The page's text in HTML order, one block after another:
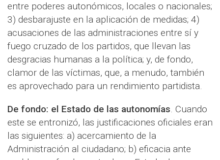
entre poderes autonómicos, locales o nacionales;
3) desbarajuste en la aplicación de medidas; 4)
acusaciones de las administraciones entre sí y
fuego cruzado de los partidos, que llevan las
desgracias humanas a la política; y, de fondo,
clamor de las víctimas, que, a menudo, también
es aprovechado para un rendimiento partidista.
De fondo: el Estado de las autonomías. Cuando
este se entronizó, las justificaciones oficiales eran
las siguientes: a) acercamiento de la
Administración al ciudadano; b) eficacia ante